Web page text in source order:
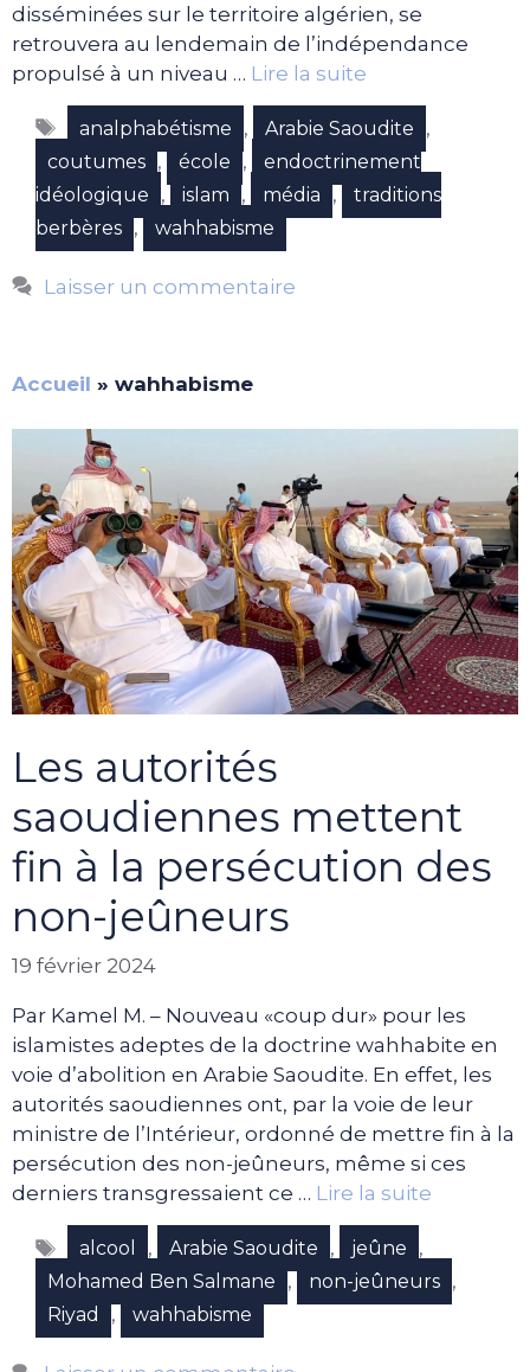
disséminées sur le territoire algérien, se
retrouvera au lendemain de l’indépendance
propulsé à un niveau … Lire la suite
Étiquettes
analphabétisme , Arabie Saoudite ,
coutumes , école ,
endoctrinement
idéologique
, islam , média ,
traditions
berbères , wahhabisme
Laisser un commentaire
Accueil » wahhabisme
Les autorités
saoudiennes mettent
fin à la persécution des
non-jeûneurs
19 février 2024
Par Kamel M. – Nouveau «coup dur» pour les
islamistes adeptes de la doctrine wahhabite en
voie d’abolition en Arabie Saoudite. En effet, les
autorités saoudiennes ont, par la voie de leur
ministre de l’Intérieur, ordonné de mettre fin à la
persécution des non-jeûneurs, même si ces
derniers transgressaient ce … Lire la suite
Étiquettes
alcool , Arabie Saoudite , jeûne ,
Mohamed Ben Salmane , non-jeûneurs ,
Riyad , wahhabisme